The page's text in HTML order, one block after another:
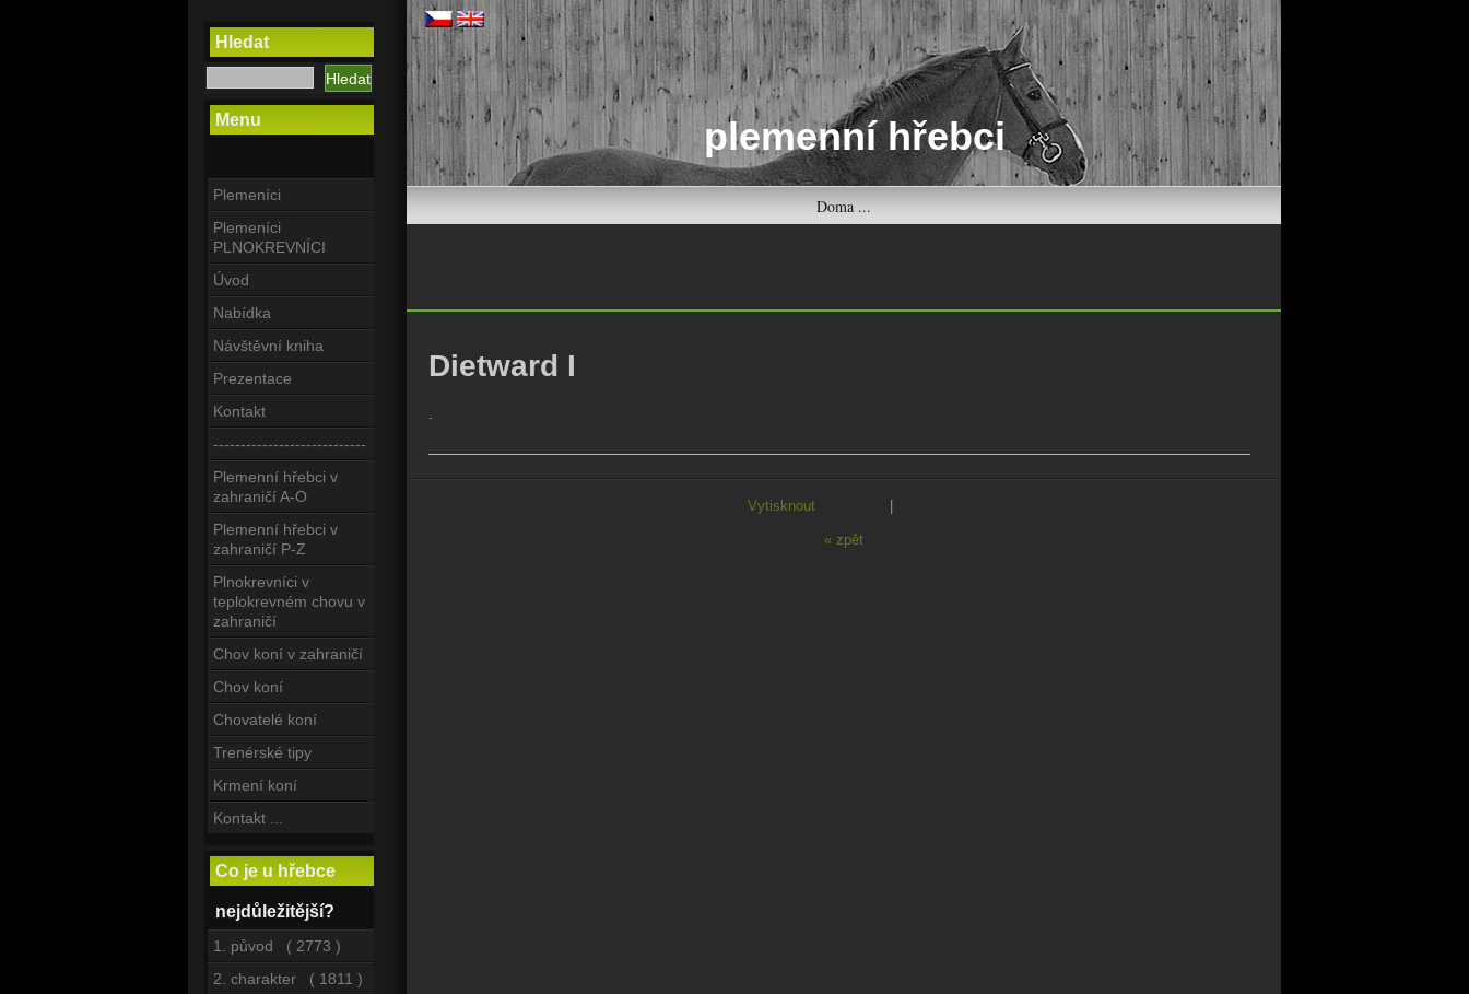
plemenní hřebci
Doma ...
Hledat
Menu
Plemeníci
Plemeníci
PLNOKREVNÍCI
Úvod
Nabídka
Návštěvní kniha
Prezentace
Kontakt
----------------------------
Plemenní hřebci v
zahraničí A-O
Plemenní hřebci v
zahraničí P-Z
Plnokrevníci v
teplokrevném chovu v
zahraničí
Chov koní v zahraničí
Chov koní
Chovatelé koní
Trenérské tipy
Krmení koní
Kontakt ...
Co je u hřebce
nejdůležitější?
1. původ ( 2773 )
2. charakter ( 1811 )
Dietward I
Vytisknout |
« zpět